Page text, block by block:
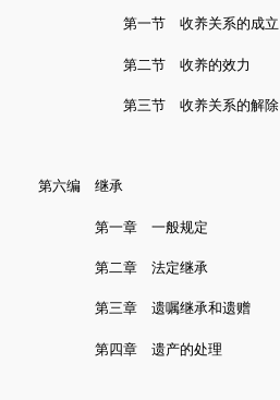
第一节 收养关系的成立
第二节 收养的效力
第三节 收养关系的解除
第六编 继承
第一章 一般规定
第二章 法定继承
第三章 遗嘱继承和遗赠
第四章 遗产的处理